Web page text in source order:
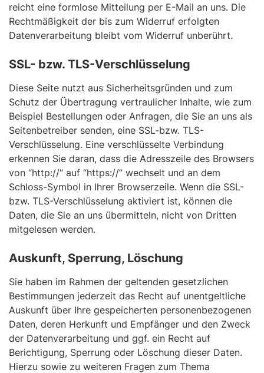
reicht eine formlose Mitteilung per E-Mail an uns. Die
Rechtmäßigkeit der bis zum Widerruf erfolgten
Datenverarbeitung bleibt vom Widerruf unberührt.
SSL- bzw. TLS-Verschlüsselung
Diese Seite nutzt aus Sicherheitsgründen und zum
Schutz der Übertragung vertraulicher Inhalte, wie zum
Beispiel Bestellungen oder Anfragen, die Sie an uns als
Seitenbetreiber senden, eine SSL-bzw. TLS-
Verschlüsselung. Eine verschlüsselte Verbindung
erkennen Sie daran, dass die Adresszeile des Browsers
von “http://” auf “https://” wechselt und an dem
Schloss-Symbol in Ihrer Browserzeile. Wenn die SSL-
bzw. TLS-Verschlüsselung aktiviert ist, können die
Daten, die Sie an uns übermitteln, nicht von Dritten
mitgelesen werden.
Auskunft, Sperrung, Löschung
Sie haben im Rahmen der geltenden gesetzlichen
Bestimmungen jederzeit das Recht auf unentgeltliche
Auskunft über Ihre gespeicherten personenbezogenen
Daten, deren Herkunft und Empfänger und den Zweck
der Datenverarbeitung und ggf. ein Recht auf
Berichtigung, Sperrung oder Löschung dieser Daten.
Hierzu sowie zu weiteren Fragen zum Thema